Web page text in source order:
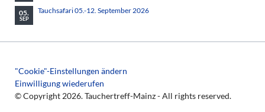
05.
SEP
Tauchsafari 05.-12. September 2026
"Cookie"-Einstellungen ändern
Einwilligung wiederufen
© Copyright 2026. Tauchertreff-Mainz - All rights reserved.